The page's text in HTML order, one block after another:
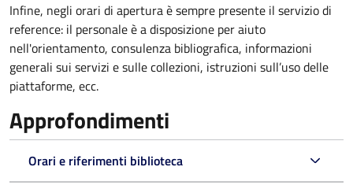
Infine, negli orari di apertura è sempre presente il servizio di
reference: il personale è a disposizione per aiuto
nell'orientamento, consulenza bibliografica, informazioni
generali sui servizi e sulle collezioni, istruzioni sull’uso delle
piattaforme, ecc.
Approfondimenti
Orari e riferimenti biblioteca